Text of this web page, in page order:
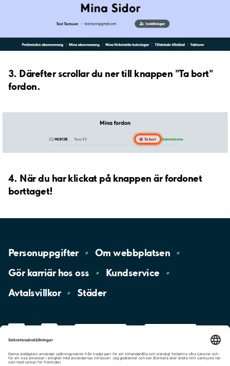
3. Därefter scrollar du ner till knappen "Ta bort"
fordon.
4. När du har klickat på knappen är fordonet
borttaget!
Personuppgifter Omwebbplatsen
Gör karriär hososs
Kundservice
Avtalsvillkor
Städer